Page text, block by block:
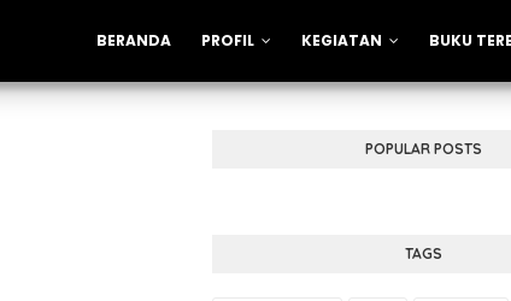
BERANDA PROFIL KEGIATAN BUKU
POPULAR POSTS
TAGS